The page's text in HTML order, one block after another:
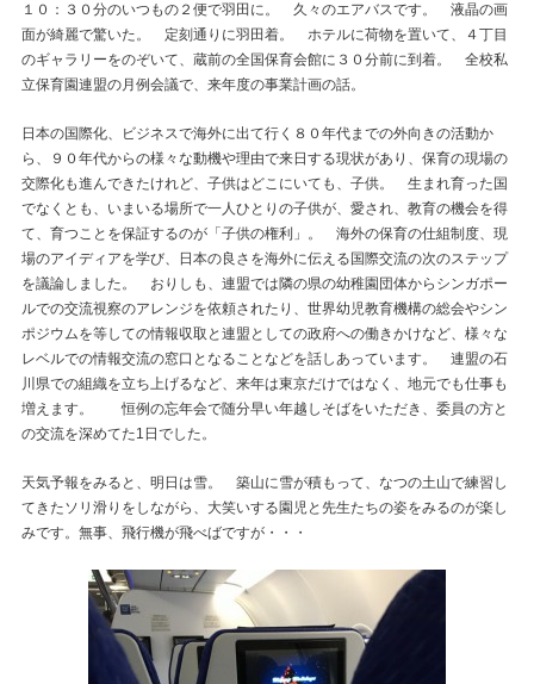
１０：３０分のいつもの２便で羽田に。 久々のエアバスです。 液晶の画
面が綺麗で驚いた。 定刻通りに羽田着。 ホテルに荷物を置いて、４丁目
のギャラリーをのぞいて、蔵前の全国保育会館に３０分前に到着。 全校私
立保育園連盟の月例会議で、来年度の事業計画の話。
日本の国際化、ビジネスで海外に出て行く８０年代までの外向きの活動か
ら、９０年代からの様々な動機や理由で来日する現状があり、保育の現場の
交際化も進んできたけれど、子供はどこにいても、子供。 生まれ育った国
でなくとも、いまいる場所で一人ひとりの子供が、愛され、教育の機会を得
て、育つことを保証するのが「子供の権利」。 海外の保育の仕組制度、現
場のアイディアを学び、日本の良さを海外に伝える国際交流の次のステップ
を議論しました。 おりしも、連盟では隣の県の幼稚園団体からシンガポー
ルでの交流視察のアレンジを依頼されたり、世界幼児教育機構の総会やシン
ポジウムを等しての情報収取と連盟としての政府への働きかけなど、様々な
レベルでの情報交流の窓口となることなどを話しあっています。 連盟の石
川県での組織を立ち上げるなど、来年は東京だけではなく、地元でも仕事も
増えます。 恒例の忘年会で随分早い年越しそばをいただき、委員の方と
の交流を深めてた1日でした。
天気予報をみると、明日は雪。 築山に雪が積もって、なつの土山で練習し
てきたソリ滑りをしながら、大笑いする園児と先生たちの姿をみるのが楽し
みです。無事、飛行機が飛べばですが・・・